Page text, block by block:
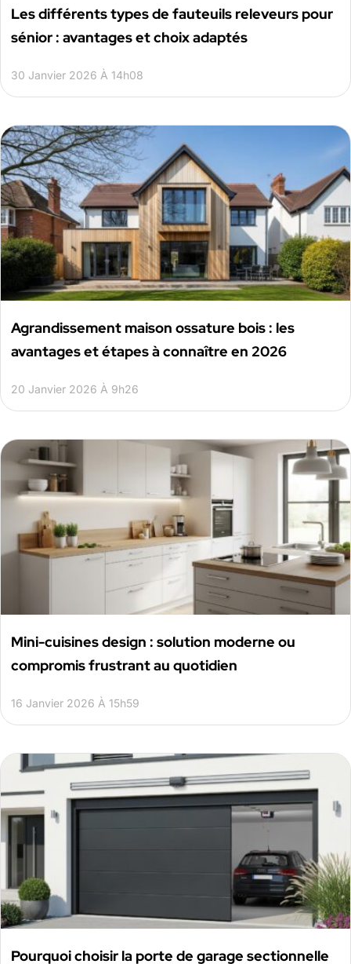
Les différents types de fauteuils releveurs pour
sénior : avantages et choix adaptés
30 Janvier 2026 À 14h08
Agrandissement maison ossature bois : les
avantages et étapes à connaître en 2026
20 Janvier 2026 À 9h26
Mini-cuisines design : solution moderne ou
compromis frustrant au quotidien
16 Janvier 2026 À 15h59
Pourquoi choisir la porte de garage sectionnelle